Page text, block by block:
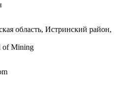
область, Истринский район,
of Mining